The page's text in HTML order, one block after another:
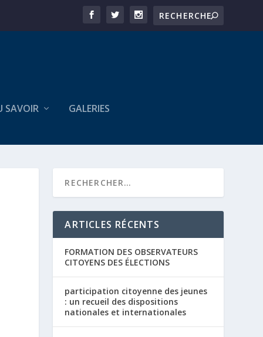
SAVOIR GALERIES
ARTICLES RÉCENTS
FORMATION DES OBSERVATEURS
CITOYENS DES ÉLECTIONS
participation citoyenne des jeunes
: un recueil des dispositions
nationales et internationales